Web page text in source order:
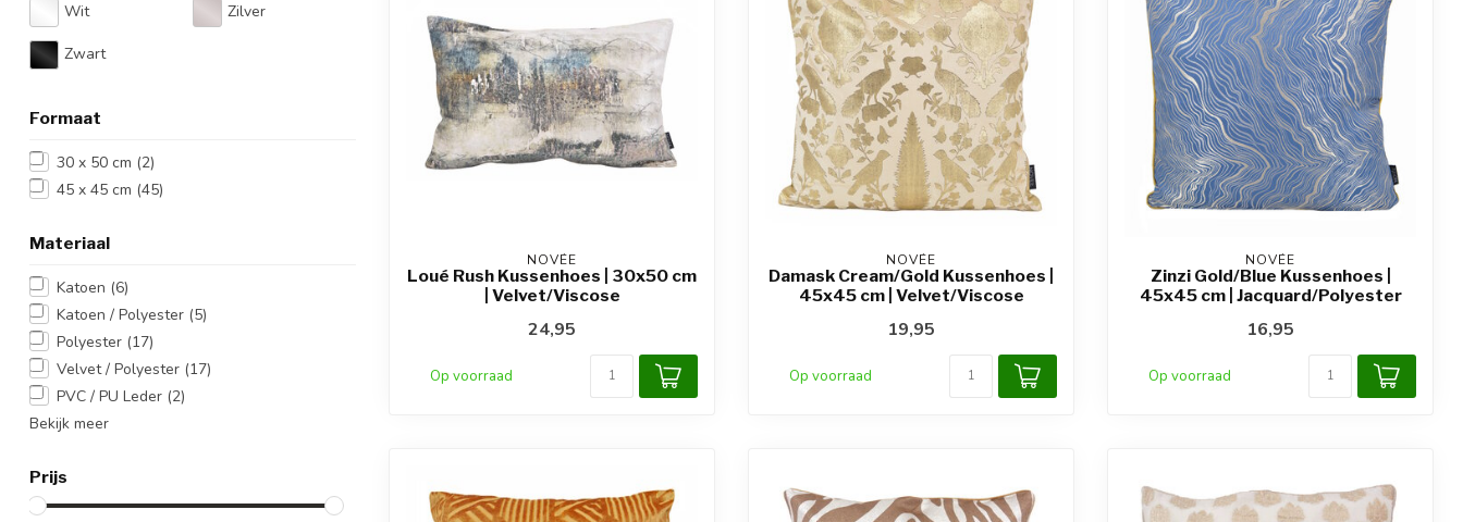
Wit Zilver
Zwart
Formaat
30 x 50 cm (2)
45 x 45 cm (45)
Materiaal
Katoen (6)
Katoen / Polyester (5)
Polyester (17)
Velvet / Polyester (17)
PVC / PU Leder (2)
Bekijk meer
Prijs
NOVÉE
Loué Rush Kussenhoes | 30x50 cm
| Velvet/Viscose
24,95
Op voorraad
NOVÉE
Damask Cream/Gold Kussenhoes |
45x45 cm | Velvet/Viscose
19,95
Op voorraad
NOVÉE
Zinzi Gold/Blue Kussenhoes |
45x45 cm | Jacquard/Polyester
16,95
Op voorraad